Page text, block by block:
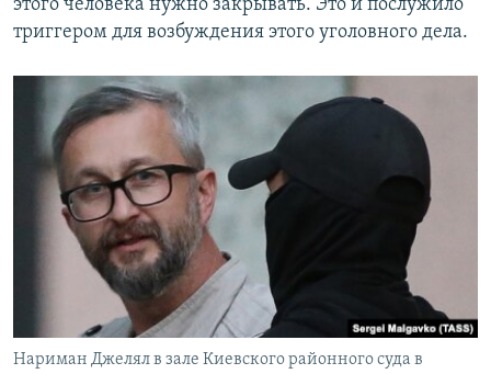
этого человека нужно закрывать. Это и послужило
триггером для возбуждения этого уголовного дела.
Нариман Джелял в зале Киевского районного суда в